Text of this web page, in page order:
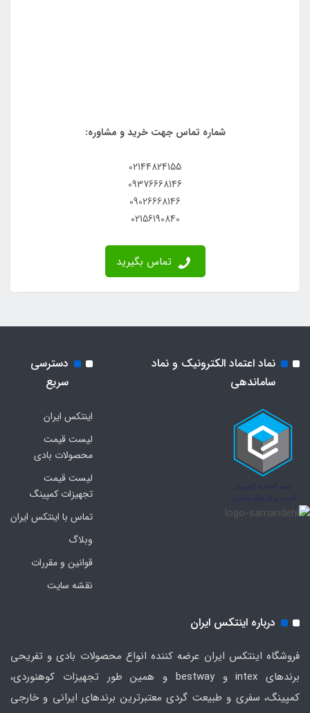
شماره تماس جهت خرید و مشاوره:
02144824155
09376668146
09026668146
02156190840
تماس بگیرید
نماد اعتماد الکترونیک و نماد
ساماندهی
دسترسی
سریع
اینتکس ایران
لیست قیمت
محصولات بادی
لیست قیمت
تجهیزات کمپینگ
تماس با اینتکس ایران
وبلاگ
قوانین و مقررات
نقشه سایت
درباره اینتکس ایران
فروشگاه اینتکس ایران عرضه کننده انواع محصولات بادی و تفریحی
برندهای intex و bestway و همین طور تجهیزات کوهنوردی،
کمپینگ، سفری و طبیعت گردی معتبرترین برندهای ایرانی و خارجی